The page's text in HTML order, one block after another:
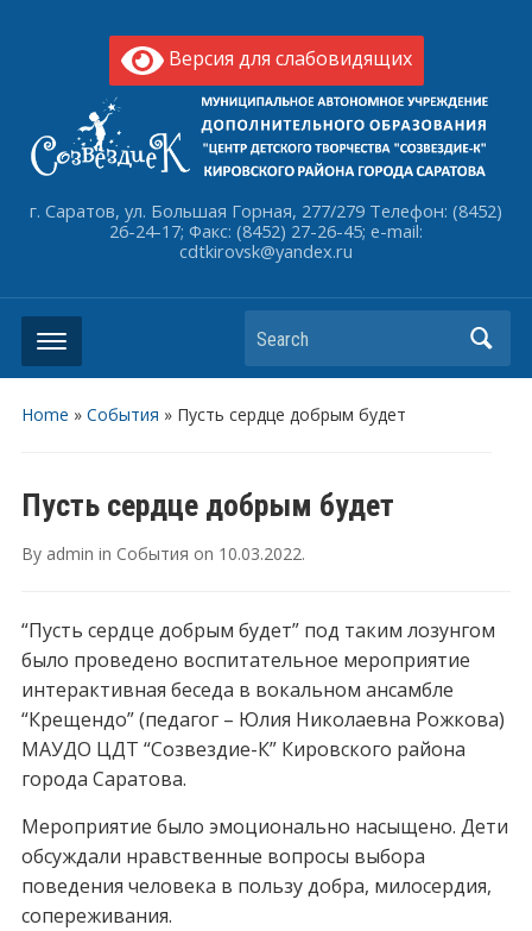
Версия для слабовидящих
г. Саратов, ул. Большая Горная, 277/279 Телефон: (8452)
26-24-17; Факс: (8452) 27-26-45; e-mail:
cdtkirovsk@yandex.ru
Search
Home » События » Пусть сердце добрым будет
Пусть сердце добрым будет
By admin in События on 10.03.2022.
“Пусть сердце добрым будет” под таким лозунгом
было проведено воспитательное мероприятие
интерактивная беседа в вокальном ансамбле
“Крещендо” (педагог – Юлия Николаевна Рожкова)
МАУДО ЦДТ “Созвездие-К” Кировского района
города Саратова.
Мероприятие было эмоционально насыщено. Дети
обсуждали нравственные вопросы выбора
поведения человека в пользу добра, милосердия,
сопереживания.